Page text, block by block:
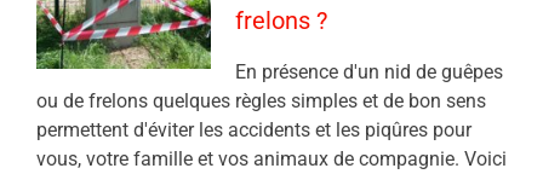
frelons ?
En présence d'un nid de guêpes
ou de frelons quelques règles simples et de bon sens
permettent d'éviter les accidents et les piqûres pour
vous, votre famille et vos animaux de compagnie. Voici